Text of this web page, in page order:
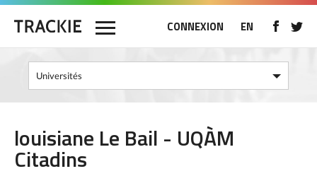
CONNEXION EN
louisiane Le Bail - UQÀM
Citadins